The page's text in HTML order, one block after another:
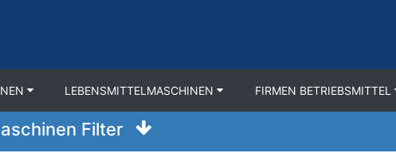
LEBENSMITTELMASCHINEN FIRMEN BETRIEBSMITTEL
Filter